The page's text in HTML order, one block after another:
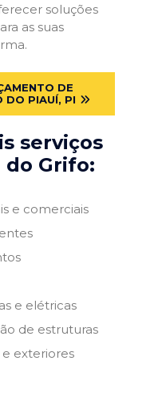
soluções
as suas
DE
DO PIAUÍ, PI
serviços
do Grifo:
e comerciais
e elétricas
de estruturas
exteriores